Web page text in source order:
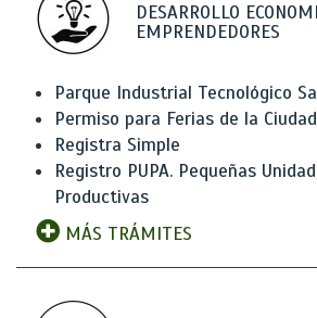
DESARROLLO
EMPRENDEDORES
Parque Industrial Tecnológico
Permiso para Ferias de la Ciudad
Registra Simple
Registro PUPA. Pequeñas
Productivas
MÁS TRÁMITES